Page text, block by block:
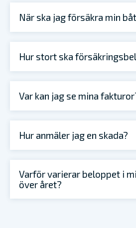
När ska jag försäkra min
Hur stort ska
Var kan jag se mina
Hur anmäler jag en skada? ​
Varför varierar beloppet i
över året?